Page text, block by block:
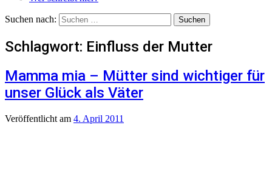
Suchen nach:
Schlagwort: Einfluss der Mutter
Mamma mia – Mütter sind wichtiger für
unser Glück als Väter
Veröffentlicht am 4. April 2011